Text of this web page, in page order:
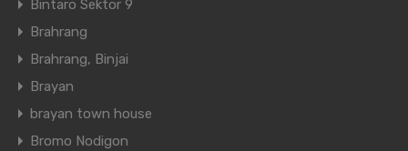
Bintaro Sektor 9
Brahrang
Brahrang, Binjai
Brayan
brayan town house
Bromo Nodigon